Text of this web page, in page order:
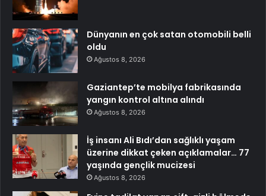
Dünyanın en çok satan otomobili belli
oldu
Ağustos 8, 2026
Gaziantep’te mobilya fabrikasında
yangın kontrol altına alındı
Ağustos 8, 2026
İş insanı Ali Bıdı’dan sağlıklı yaşam
üzerine dikkat çeken açıklamalar… 77
yaşında gençlik mucizesi
Ağustos 8, 2026